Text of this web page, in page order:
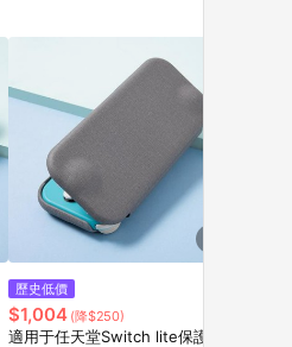
歷史低價
$1,004 (降$250)
適用于任天堂Switch lite保護殼